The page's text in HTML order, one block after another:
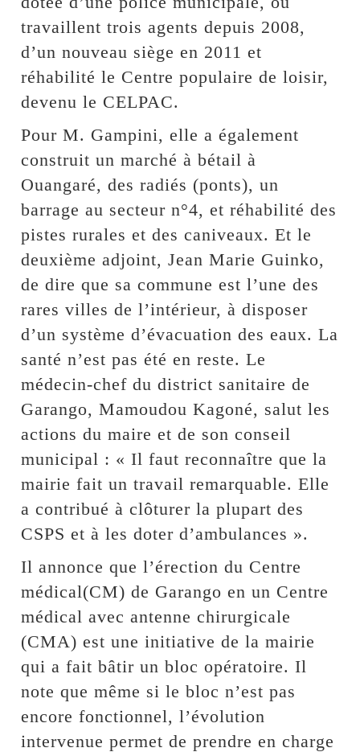
travaillent trois agents depuis 2008,
d’un nouveau siège en 2011 et
réhabilité le Centre populaire de loisir,
devenu le CELPAC.
Pour M. Gampini, elle a également
construit un marché à bétail à
Ouangaré, des radiés (ponts), un
barrage au secteur n°4, et réhabilité des
pistes rurales et des caniveaux. Et le
deuxième adjoint, Jean Marie Guinko,
de dire que sa commune est l’une des
rares villes de l’intérieur, à disposer
d’un système d’évacuation des eaux. La
santé n’est pas été en reste. Le
médecin-chef du district sanitaire de
Garango, Mamoudou Kagoné, salut les
actions du maire et de son conseil
municipal : « Il faut reconnaître que la
mairie fait un travail remarquable. Elle
a contribué à clôturer la plupart des
CSPS et à les doter d’ambulances ».
Il annonce que l’érection du Centre
médical(CM) de Garango en un Centre
médical avec antenne chirurgicale
(CMA) est une initiative de la mairie
qui a fait bâtir un bloc opératoire. Il
note que même si le bloc n’est pas
encore fonctionnel, l’évolution
intervenue permet de prendre en charge